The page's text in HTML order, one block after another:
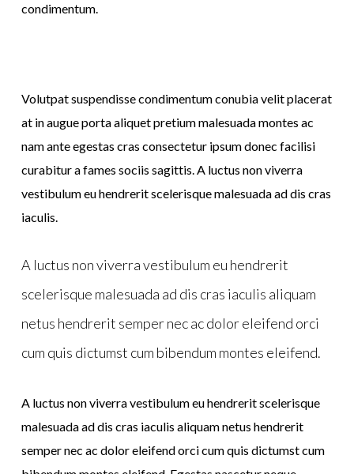
condimentum.
Volutpat suspendisse condimentum conubia velit placerat
at in augue porta aliquet pretium malesuada montes ac
nam ante egestas cras consectetur ipsum donec facilisi
curabitur a fames sociis sagittis. A luctus non viverra
vestibulum eu hendrerit scelerisque malesuada ad dis cras
iaculis.
A luctus non viverra vestibulum eu hendrerit
scelerisque malesuada ad dis cras iaculis aliquam
netus hendrerit semper nec ac dolor eleifend orci
cum quis dictumst cum bibendum montes eleifend.
A luctus non viverra vestibulum eu hendrerit scelerisque
malesuada ad dis cras iaculis aliquam netus hendrerit
semper nec ac dolor eleifend orci cum quis dictumst cum